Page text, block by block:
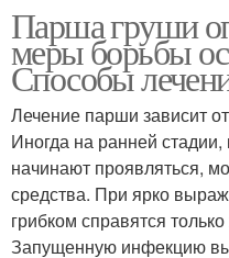
Парша груши
меры борьбы
Способы
Лечение парши зависит
Иногда на ранней стадии,
начинают проявляться,
средства. При ярко
грибком справятся
Запущенную инфекцию